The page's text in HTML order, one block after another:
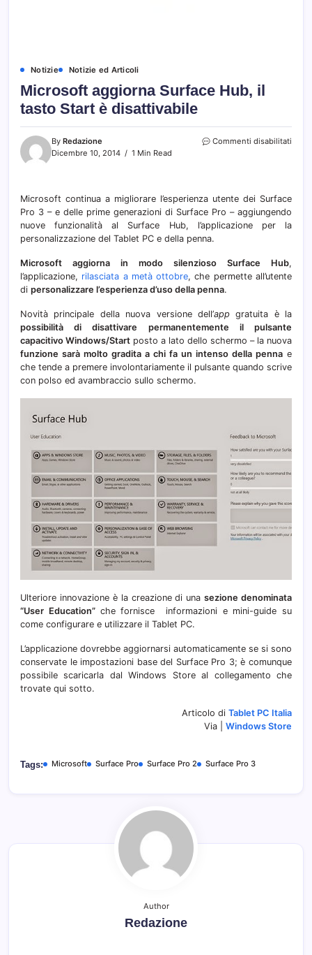
Notizie Notizie ed Articoli
Microsoft aggiorna Surface Hub, il
tasto Start è disattivabile
By Redazione
Dicembre 10, 2014
1 Min Read
Commenti disabilitati
il
Start
Microsoft continua a migliorare l’esperienza utente dei Surface
Pro 3 – e delle prime generazioni di Surface Pro – aggiungendo
nuove funzionalità al Surface Hub, l’applicazione per la
personalizzazione del Tablet PC e della penna.
Microsoft aggiorna in modo silenzioso Surface Hub,
l’applicazione, rilasciata a metà ottobre, che permette all’utente
di personalizzare l’esperienza d’uso della penna.
Novità principale della nuova versione dell’appgratuita è la
possibilità di disattivare permanentemente il pulsante
capacitivo Windows/Start posto a lato dello schermo – la nuova
funzione sarà molto gradita a chi fa un intenso della penna e
che tende a premere involontariamente il pulsante quando scrive
con polso ed avambraccio sullo schermo.
Ulteriore innovazione è la creazione di unasezione denominata
“User Education” che fornisce informazioni e mini-guide su
come configurare e utilizzare il Tablet PC.
L’applicazione dovrebbe aggiornarsi automaticamente se si sono
conservate le impostazioni base del Surface Pro 3; è comunque
possibile scaricarla dal Windows Store al collegamento che
trovate qui sotto.
Articolo di Tablet PC Italia
Via | Windows Store
Tags: Microsoft Surface Pro Surface Pro 2 Surface Pro 3
Author
Redazione